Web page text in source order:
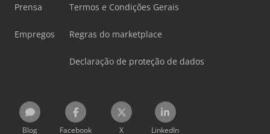
Prensa
Empregos
Termos e Condições Gerais
Regras do marketplace
Declaração de proteção de dados
Blog Facebook X LinkedIn